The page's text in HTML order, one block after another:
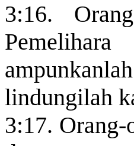
3:16.
lindungilah
3:17. Orang-